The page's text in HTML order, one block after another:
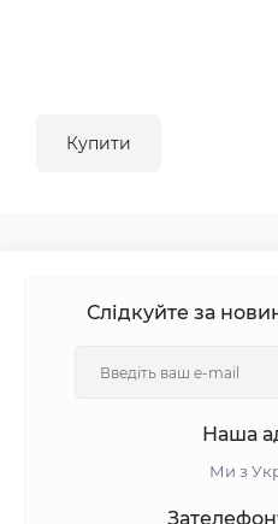
Купити
Слідкуйте за
Наша
Ми з